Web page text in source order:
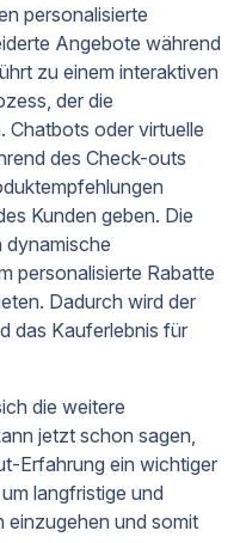
personalisierte
Angebote während
zu einem interaktiven
der die
Chatbots oder virtuelle
des Check-outs
Kunden geben. Die
dynamische
personalisierte Rabatte
Dadurch wird der
das Kauferlebnis für
die weitere
jetzt schon sagen,
Erfahrung ein wichtiger
langfristige und
einzugehen und somit